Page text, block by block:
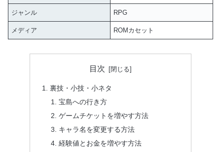
ジャンル RPG
メディア ROMカセット
目次
裏技・小技・小ネタ
宝島への行き方
ゲームチケットを増やす方法
キャラ名を変更する方法
経験値とお金を増やす方法